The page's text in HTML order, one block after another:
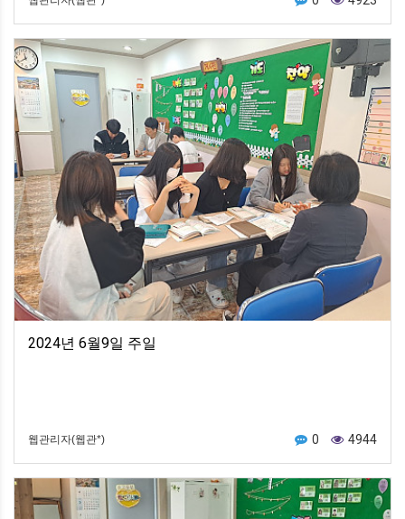
2024년 6월9일 주일
웹관리자(웹관*) 0 4944